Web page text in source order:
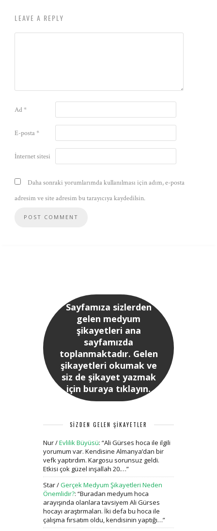
LEAVE A REPLY
Ad*
E-posta*
İnternet sitesi
Daha sonraki yorumlarımda kullanılması için adım, e-posta
adresim ve site adresim bu tarayıcıya kaydedilsin.
Sayfamıza sizlerden
gelen medyum
şikayetleri ana
sayfamızda
toplanmaktadır. Gelen
şikayetleri okumak ve
siz de şikayet yazmak
için buraya tıklayın.
SİZDEN GELEN ŞİKAYETLER
Nur/Evlilik Büyüsü: “Ali Gürses hoca ile ilgili
yorumum var. Kendisine Almanya’dan bir
vefk yaptırdım. Kargosu sorunsuz geldi.
Etkisi çok güzel inşallah 20.…”
Star/Gerçek Medyum Şikayetleri Neden
Önemlidir?: “Buradan medyum hoca
arayışında olanlara tavsiyem Ali Gürses
hocayı araştırmaları. İki defa bu hoca ile
çalışma fırsatım oldu, kendisinin yaptığı…”